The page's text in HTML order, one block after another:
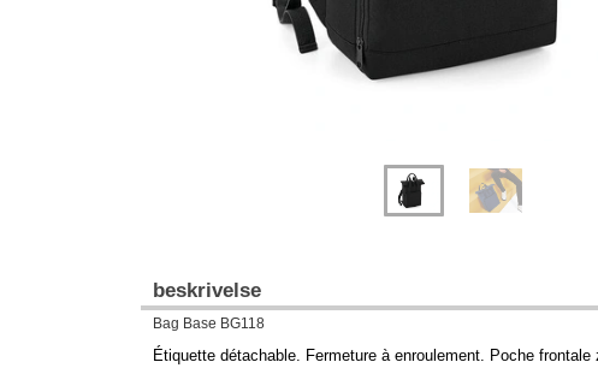
beskrivelse
Bag Base BG118
Étiquette détachable. Fermeture à enroulement. Poche